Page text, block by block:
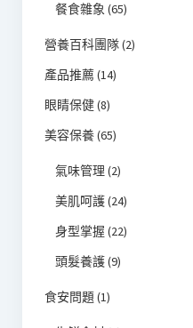
餐食雜象 (65)
營養百科團隊(2)
產品推薦(14)
眼睛保健(8)
美容保養(65)
氣味管理 (2)
美肌呵護(24)
身型掌握 (22)
頭髮養護(9)
食安問題(1)